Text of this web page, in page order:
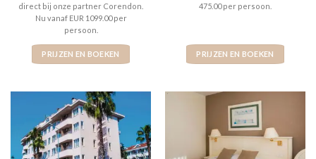
direct bij onze partner Corendon.
Nu vanaf EUR 1099.00 per
persoon.
PRIJZEN EN BOEKEN
475.00 per persoon.
PRIJZEN EN BOEKEN